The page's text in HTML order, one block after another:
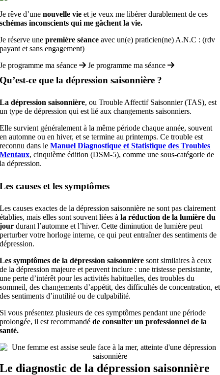
Je rêve d’unenouvelle vie et je veux me libérer durablement de ces
schémas inconscients qui me gâchent la vie.
Je réserve unepremière séance avec un(e) praticien(ne) A.N.C : (rdv
payant et sans engagement)
Je programme ma séance
Je programme ma séance
Qu’est-ce que la dépression saisonnière ?
La dépression saisonnière, ou Trouble Affectif Saisonnier (TAS), est
un type de dépression qui est lié aux changements saisonniers.
Elle survient généralement à la même période chaque année, souvent
en automne ou en hiver, et se termine au printemps. Ce trouble est
reconnu dans leManuel Diagnostique et Statistique des Troubles
Mentaux, cinquième édition (DSM-5), comme une sous-catégorie de
la dépression.
Les causes et les symptômes
Les causes exactes de la dépression saisonnière ne sont pas clairement
établies, mais elles sont souvent liées àla réduction de la lumière du
jour durant l’automne et l’hiver. Cette diminution de lumière peut
perturber votre horloge interne, ce qui peut entraîner des sentiments de
dépression.
Lessymptômes de la dépression saisonnière sont similaires à ceux
de la dépression majeure et peuvent inclure : une tristesse persistante,
une perte d’intérêt pour les activités habituelles, des troubles du
sommeil, des changements d’appétit, des difficultés de concentration, et
des sentiments d’inutilité ou de culpabilité.
Si vous présentez plusieurs de ces symptômes pendant une période
prolongée, il est recommandéde consulter un professionnel de la
santé.
Le diagnostic de la dépression saisonnière